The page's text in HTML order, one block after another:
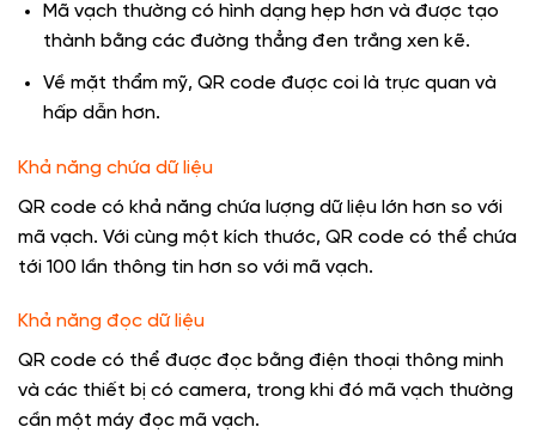
Mã vạch thường có hình dạng hẹp hơn và được tạo
thành bằng các đường thẳng đen trắng xen kẽ.
Về mặt thẩm mỹ, QR code được coi là trực quan và
hấp dẫn hơn.
Khả năng chứa dữ liệu
QR code có khả năng chứa lượng dữ liệu lớn hơn so với
mã vạch. Với cùng một kích thước, QR code có thể chứa
tới 100 lần thông tin hơn so với mã vạch.
Khả năng đọc dữ liệu
QR code có thể được đọc bằng điện thoại thông minh
và các thiết bị có camera, trong khi đó mã vạch thường
cần một máy đọc mã vạch.